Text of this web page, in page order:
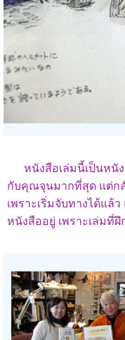
หนังสือเล่มนี้เป็นหนัง
กับคุณจุนมากที่สุด แต่กลั
เพราะเริ่มจับทางได้แล้
หนังสืออยู่ เพราะเล่มที่